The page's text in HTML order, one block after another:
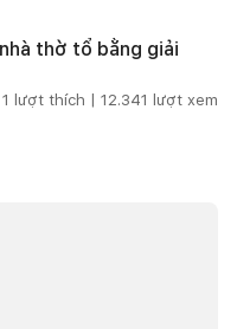
thờ tổ bằng giải
1 lượt thích | 12.341 lượt xem